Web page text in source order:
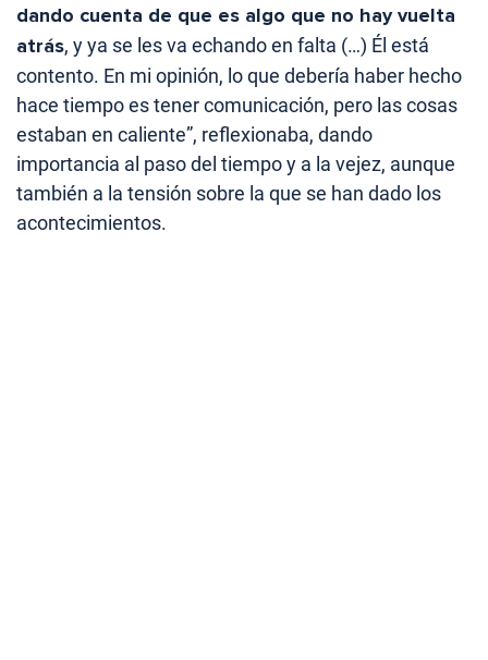
dando cuenta de que es algo que no hay vuelta
atrás, y ya se les va echando en falta (…) Él está
contento. En mi opinión, lo que debería haber hecho
hace tiempo es tener comunicación, pero las cosas
estaban en caliente”, reflexionaba, dando
importancia al paso del tiempo y a la vejez, aunque
también a la tensión sobre la que se han dado los
acontecimientos.